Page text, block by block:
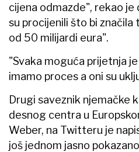
cijena odmazde", rekao je
su procijenili što bi
od 50 milijardi eura".
"Svaka moguća prijetnja
imamo proces a oni su
Drugi saveznik njemačke
desnog centra u
Weber, na Twitteru je
još jednom jasno